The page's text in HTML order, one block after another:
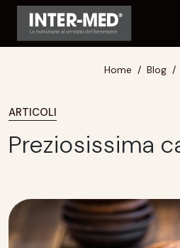
Home Blog
ARTICOLI
Preziosissima